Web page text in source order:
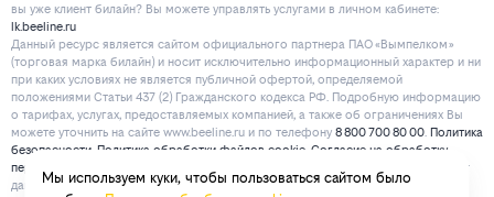
вы уже клиент билайн? Вы можете управлять услугами в личнoм кaбинeтe:
lk.beeline.ru
Данный ресурс является сайтом официального партнера ПАО «Вымпелком»
(торговая марка билайн) и носит исключительно информационный характер и ни
при каких условиях не является публичной офертой, определяемой
положениями Статьи 437 (2) Гражданского кодекса РФ. Подробную информацию
о тарифах, услугах, предоставляемых компанией, а также об ограничениях Вы
можете уточнить на сайте www.beeline.ru и по телефону 8 800 700 80 00 Политика
безопасности Политика обработки файлов cookie Согласие на обработку
персональных данных
. Отписаться от получения информационных рассылок от
данного ресурса можно настранице.
Мы используем куки, чтобы пользоваться сайтом было